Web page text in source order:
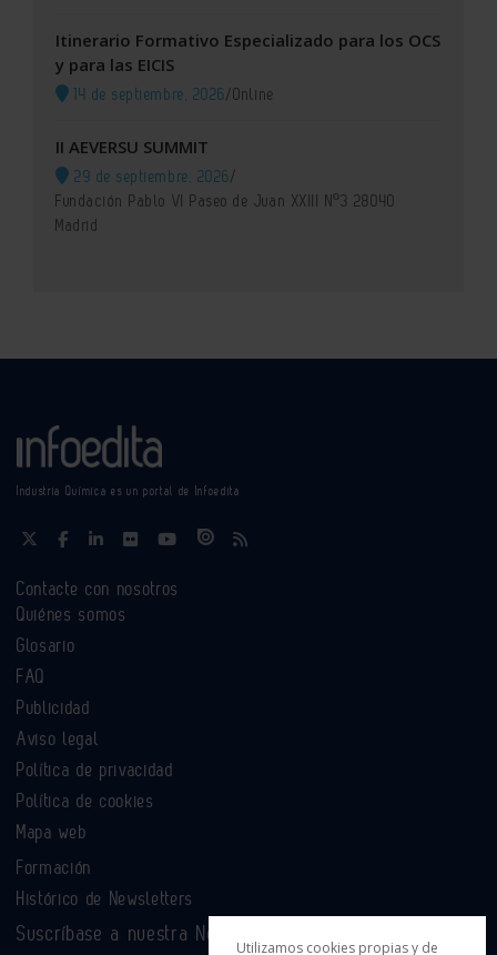
Itinerario Formativo Especializado para los OCS
y para las EICIS
14 de septiembre, 2026/Online
II AEVERSU SUMMIT
29 de septiembre, 2026/
Fundación Pablo VI Paseo de Juan XXIII Nº3 28040
Madrid
Industria Química es un portal de Infoedita
Contacte con nosotros
Quiénes somos
Glosario
FAQ
Publicidad
Aviso legal
Política de privacidad
Política de cookies
Mapa web
Formación
Histórico de Newsletters
Suscríbase a nuestra Newsletter
Utilizamos cookies propias y de